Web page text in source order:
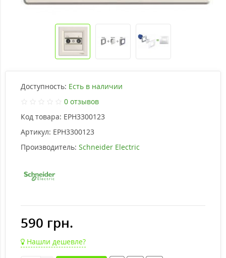
Доступность: Есть в наличии
0 отзывов
Код товара: EPH3300123
Артикул: EPH3300123
Производитель: Schneider Electric
590 грн.
Нашли дешевле?